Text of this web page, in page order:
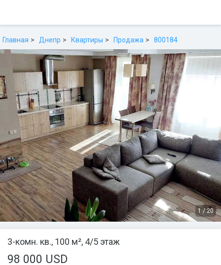
Главная Днепр Квартиры Продажа 800184
1 /20
3-комн. кв., 100 м², 4/5 этаж
98 000 USD